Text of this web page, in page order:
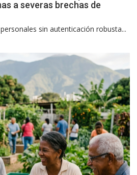
a severas brechas de
sin autenticación robusta...